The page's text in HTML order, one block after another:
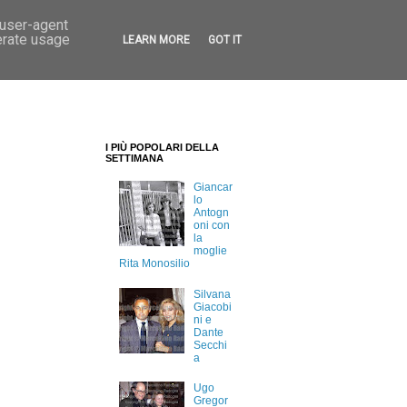
I PIÙ POPOLARI DELLA
SETTIMANA
Giancar
lo
Antogn
oni con
la
moglie
Rita Monosilio
Silvana
Giacobi
ni e
Dante
Secchi
a
Ugo
Gregor
agent
usage
LEARN MORE GOT IT